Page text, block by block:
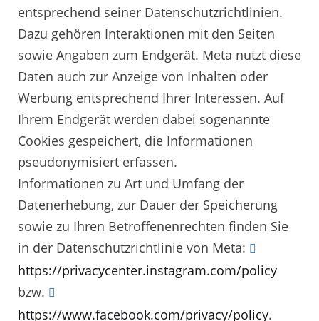
entsprechend seiner Datenschutzrichtlinien.
Dazu gehören Interaktionen mit den Seiten
sowie Angaben zum Endgerät. Meta nutzt diese
Daten auch zur Anzeige von Inhalten oder
Werbung entsprechend Ihrer Interessen. Auf
Ihrem Endgerät werden dabei sogenannte
Cookies gespeichert, die Informationen
pseudonymisiert erfassen.
Informationen zu Art und Umfang der
Datenerhebung, zur Dauer der Speicherung
sowie zu Ihren Betroffenenrechten finden Sie
in der Datenschutzrichtlinie von Meta:
https://privacycenter.instagram.com/policy
bzw.
https://www.facebook.com/privacy/policy.